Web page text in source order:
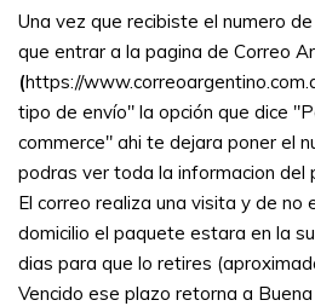
Una vez que recibiste el numero
que entrar a la pagina de Correo
(https://
tipo de envío" la opción que dice
commerce" ahi te dejara poner el
podras ver toda la informacion del
El correo realiza una visita y de no
domicilio el paquete estara en la
dias para que lo retires
Vencido ese plazo retorna a